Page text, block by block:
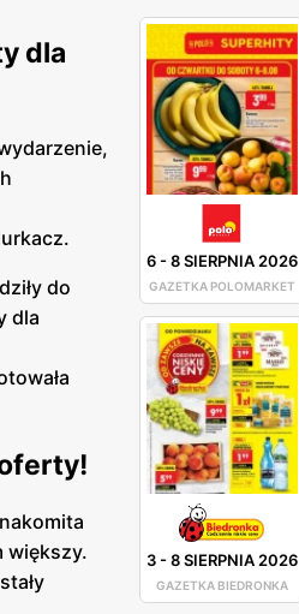
6-8 SIERPNIA 2026
GAZETKA POLOMARKET
3-8 SIERPNIA 2026
GAZETKA BIEDRONKA
dla
do
dla
większy.